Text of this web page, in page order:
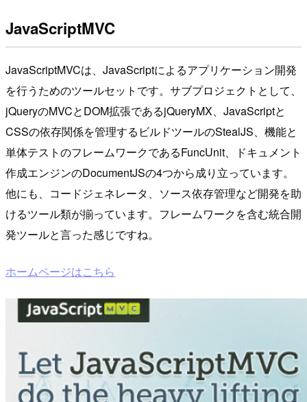
JavaScriptMVC
JavaScriptMVCは、JavaScriptによるアプリケーション開発
を行うためのツールセットです。サブプロジェクトとして、
jQueryのMVCとDOM拡張であるjQueryMX、JavaScriptと
CSSの依存関係を管理するビルドツールのStealJS、機能と
単体テストのフレームワークであるFuncUnit、ドキュメント
作成エンジンのDocumentJSの4つから成り立っています。
他にも、コードジェネレータ、ソース依存管理など開発を助
けるツール類が揃っています。フレームワークを含む統合開
発ツールと言った感じですね。
ホームページはこちら